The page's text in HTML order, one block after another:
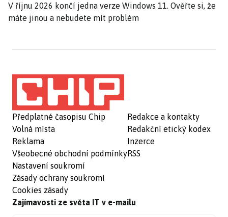
V říjnu 2026 končí jedna verze Windows 11. Ověřte si, že
máte jinou a nebudete mít problém
Předplatné časopisu Chip
Volná místa
Reklama
Všeobecné obchodní podmínky
Nastavení soukromí
Zásady ochrany soukromí
Cookies zásady
Redakce a kontakty
Redakční etický kodex
Inzerce
RSS
Zajímavosti ze světa IT v e-mailu